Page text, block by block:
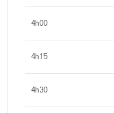
4h00
4h15
4h30